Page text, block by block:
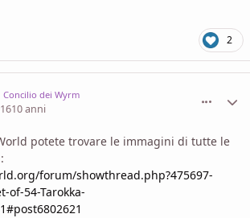
2
Concilio dei Wyrm
10 anni
potete trovare le immagini di tutte le
forum/showthread.php?475697-
of-54-Tarokka-